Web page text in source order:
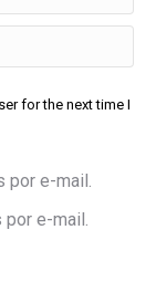
for the next time I
por e-mail.
e-mail.